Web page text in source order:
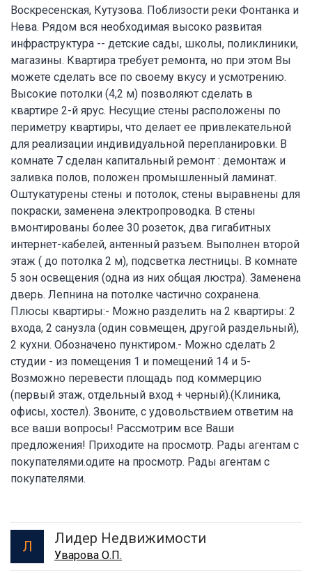
Воскресенская, Кутузова. Поблизости реки Фонтанка и
Нева. Рядом вся необходимая высоко развитая
инфраструктура -- детские сады, школы, поликлиники,
магазины. Квартира требует ремонта, но при этом Вы
можете сделать все по своему вкусу и усмотрению.
Высокие потолки (4,2 м) позволяют сделать в
квартире 2-й ярус. Несущие стены расположены по
периметру квартиры, что делает ее привлекательной
для реализации индивидуальной перепланировки. В
комнате 7 сделан капитальный ремонт : демонтаж и
заливка полов, положен промышленный ламинат.
Оштукатурены стены и потолок, стены выравнены для
покраски, заменена электропроводка. В стены
вмонтированы более 30 розеток, два гигабитных
интернет-кабелей, антенный разъем. Выполнен второй
этаж ( до потолка 2 м), подсветка лестницы. В комнате
5 зон освещения (одна из них общая люстра). Заменена
дверь. Лепнина на потолке частично сохранена.
Плюсы квартиры:- Можно разделить на 2 квартиры: 2
входа, 2 санузла (один совмещен, другой раздельный),
2 кухни. Обозначено пунктиром.- Можно сделать 2
студии - из помещения 1 и помещений 14 и 5-
Возможно перевести площадь под коммерцию
(первый этаж, отдельный вход + черный).(Клиника,
офисы, хостел). Звоните, с удовольствием ответим на
все ваши вопросы! Рассмотрим все Ваши
предложения! Приходите на просмотр. Рады агентам с
покупателями.одите на просмотр. Рады агентам с
покупателями.
Л Лидер Недвижимости
Уварова О.П.